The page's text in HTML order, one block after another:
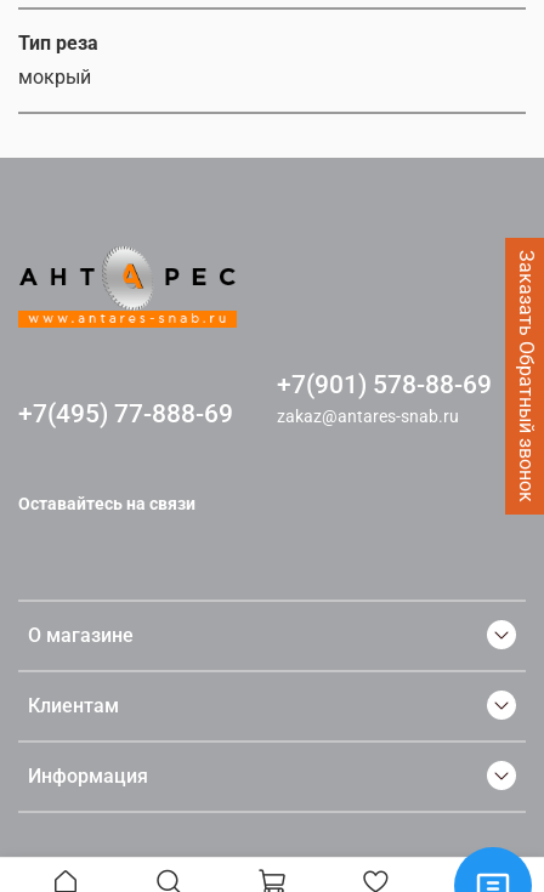
Заказать Обратный звонок
Тип реза
мокрый
О магазине
Клиентам
Информация
+7(495) 77-888-69
+7(901) 578-88-69
zakaz@antares-snab.ru
Оставайтесь на связи